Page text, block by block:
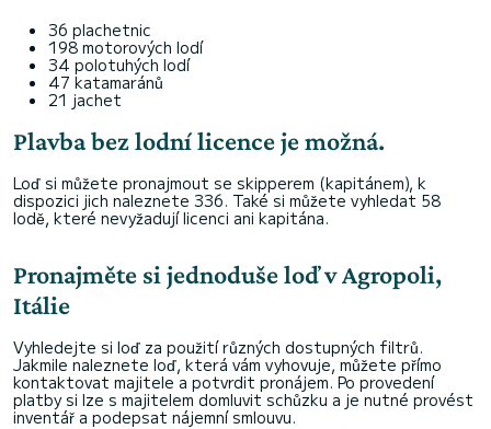
36 plachetnic
198 motorových lodí
34 polotuhých lodí
47 katamaránů
21 jachet
Plavba bez lodní licence je možná.
Loď si můžete pronajmout se skipperem (kapitánem), k
dispozici jich naleznete 336. Také si můžete vyhledat 58
lodě, které nevyžadují licenci ani kapitána.
Pronajměte si jednoduše loď v Agropoli,
Itálie
Vyhledejte si loď za použití různých dostupných filtrů.
Jakmile naleznete loď, která vám vyhovuje, můžete přímo
kontaktovat majitele a potvrdit pronájem. Po provedení
platby si lze s majitelem domluvit schůzku a je nutné provést
inventář a podepsat nájemní smlouvu.